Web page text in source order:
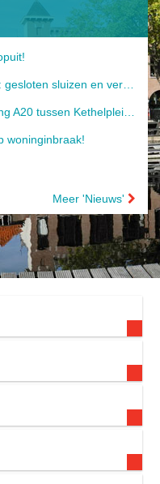
woninginbraak!
Meer 'Nieuws'